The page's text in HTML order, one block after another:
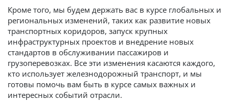
Кроме того, мы будем держать вас в курсе глобальных и
региональных изменений, таких как развитие новых
транспортных коридоров, запуск крупных
инфраструктурных проектов и внедрение новых
стандартов в обслуживании пассажиров и
грузоперевозках. Все эти изменения касаются каждого,
кто использует железнодорожный транспорт, и мы
готовы помочь вам быть в курсе самых важных и
интересных событий отрасли.